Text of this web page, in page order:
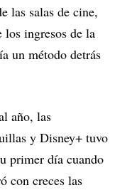
las salas de cine,
los ingresos de la
un método detrás
año, las
y Disney+ tuvo
primer día cuando
con creces las